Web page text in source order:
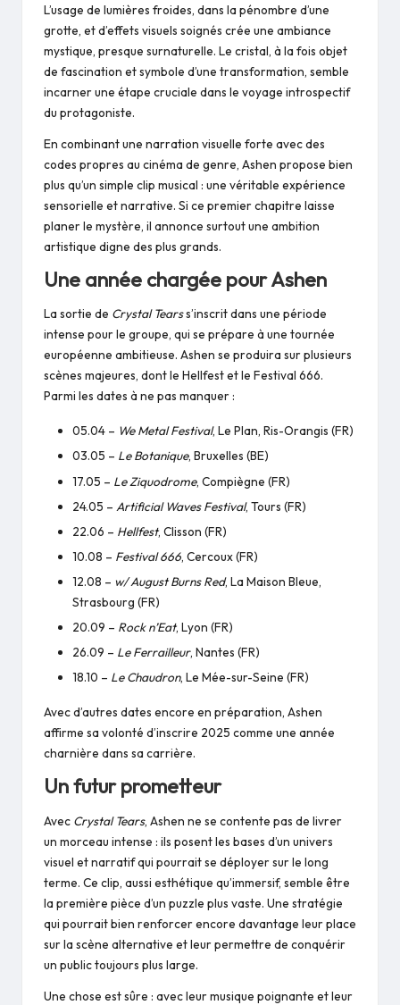
L’usage de lumières froides, dans la pénombre d’une
grotte, et d’effets visuels soignés crée une ambiance
mystique, presque surnaturelle. Le cristal, à la fois objet
de fascination et symbole d’une transformation, semble
incarner une étape cruciale dans le voyage introspectif
du protagoniste.
En combinant une narration visuelle forte avec des
codes propres au cinéma de genre, Ashen propose bien
plus qu’un simple clip musical : une véritable expérience
sensorielle et narrative. Si ce premier chapitre laisse
planer le mystère, il annonce surtout une ambition
artistique digne des plus grands.
Une année chargée pour Ashen
La sortie de Crystal Tearss’inscrit dans une période
intense pour le groupe, qui se prépare à une tournée
européenne ambitieuse. Ashen se produira sur plusieurs
scènes majeures, dont le Hellfest et le Festival 666.
Parmi les dates à ne pas manquer :
05.04 – We Metal Festival, Le Plan, Ris-Orangis (FR)
03.05 – Le Botanique, Bruxelles (BE)
17.05 – Le Ziquodrome, Compiègne (FR)
24.05 – Artificial Waves Festival, Tours (FR)
22.06 – Hellfest, Clisson (FR)
10.08 – Festival 666, Cercoux (FR)
12.08 – w/ August Burns Red, La Maison Bleue,
Strasbourg (FR)
20.09 – Rock n’Eat, Lyon (FR)
26.09 – Le Ferrailleur, Nantes (FR)
18.10 – Le Chaudron, Le Mée-sur-Seine (FR)
Avec d’autres dates encore en préparation, Ashen
affirme sa volonté d’inscrire 2025 comme une année
charnière dans sa carrière.
Un futur prometteur
Avec Crystal Tears, Ashen ne se contente pas de livrer
un morceau intense : ils posent les bases d’un univers
visuel et narratif qui pourrait se déployer sur le long
terme. Ce clip, aussi esthétique qu’immersif, semble être
la première pièce d’un puzzle plus vaste. Une stratégie
qui pourrait bien renforcer encore davantage leur place
sur la scène alternative et leur permettre de conquérir
un public toujours plus large.
Une chose est sûre : avec leur musique poignante et leur